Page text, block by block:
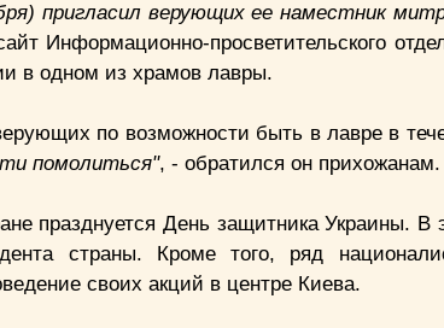
пригласил верующих ее наместник
Информационно-просветительского
в одном из храмов лавры.
по возможности быть в лавре в
помолиться", - обратился он прихожанам.
празднуется День защитника Украины. В
страны. Кроме того, ряд
своих акций в центре Киева.